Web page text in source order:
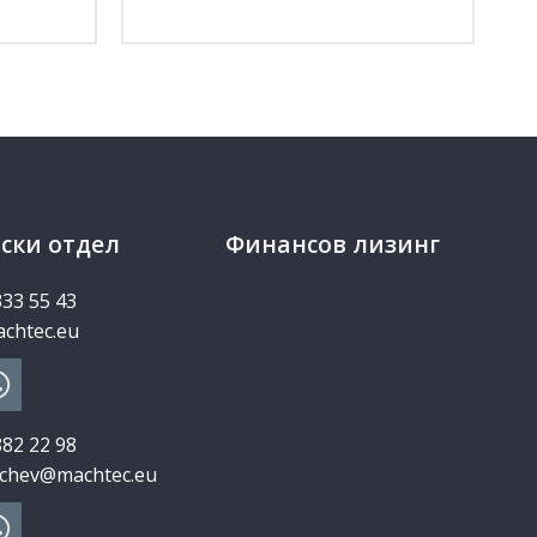
отдел
55 43
22 98
Финансов лизинг